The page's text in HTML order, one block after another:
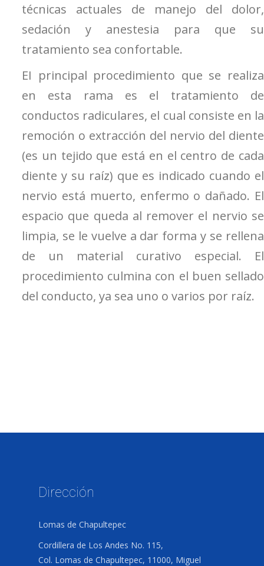
técnicas actuales de manejo del dolor,
sedación y anestesia para que su
tratamiento sea confortable.
EI principal procedimiento que se realiza
en esta rama es el tratamiento de
conductos radiculares, el cual consiste en la
remoción o extracción del nervio del diente
(es un tejido que está en el centro de cada
diente y su raíz) que es indicado cuando el
nervio está muerto, enfermo o dañado. El
espacio que queda al remover el nervio se
limpia, se le vuelve a dar forma y se rellena
de un material curativo especial. El
procedimiento culmina con el buen sellado
del conducto, ya sea uno o varios por raíz.
Dirección
Lomas de Chapultepec
Cordillera de Los Andes No. 115,
Col. Lomas de Chapultepec, 11000, Miguel